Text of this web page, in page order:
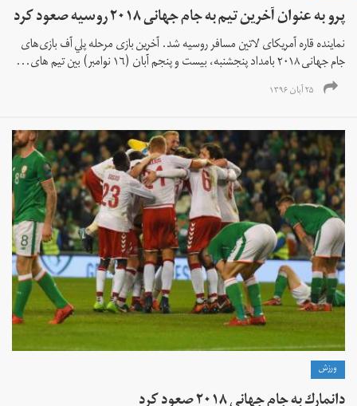
پرو به عنوان آخرين تيم به جام جهانی ٢٠١٨ روسيه صعود كرد
نماينده قاره آمريكای لاتين مسافر روسيه شد. آخرين بازی مرحله پلي آف بازی‌های
جام جهانی ٢٠١٨ بامداد پنجشنبه، بيست و پنجم آبان (١٦ نوامبر) بين تيم های...
۲۵ آبان ۱۳۹۶
ورزش